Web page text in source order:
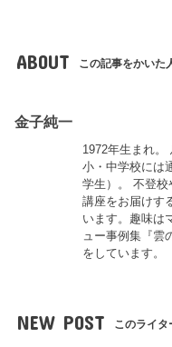
ABOUT この記事をかいた
金子純一
1972年生まれ。
小・中学校には
学生）。 不登
講座をお届けす
います。趣味は
ュー事例集『雲
をしています。
NEW POST このライタ